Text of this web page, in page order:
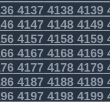
413741384139
414741484149
415741584159
416741684169
417741784179
418741884189
419741984199